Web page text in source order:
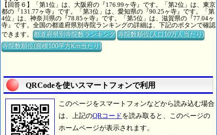
【回答６】「第1位」は、大阪府の『176.99ヶ寺』です。「第2位」は、東京
都の『131.77ヶ寺』です。「第3位」は、愛知県の『90.25ヶ寺』です。「第
4位」は、神奈川県の『78.85ヶ寺』です。「第5位」は、滋賀県の『77.04ヶ
寺』です。全国の都道府県別寺院ランキングの詳細は、下記のボタンで確認
できます。都道府県別寺院数ランキング 寺院数順位(人口10万人当たり)
寺院数順位(面積100平方Km当たり)
QRCodeを使いスマートフォンで利用
このページをスマートフォンなどから読み込む場合
は、上記のQRコード を読み取ると、このページの
ホームページが表示されます。